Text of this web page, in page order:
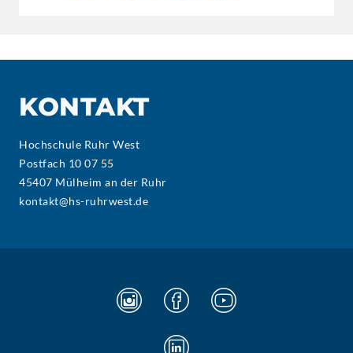
KONTAKT
Hochschule Ruhr West
Postfach 10 07 55
45407 Mülheim an der Ruhr
kontakt@hs-ruhrwest.de